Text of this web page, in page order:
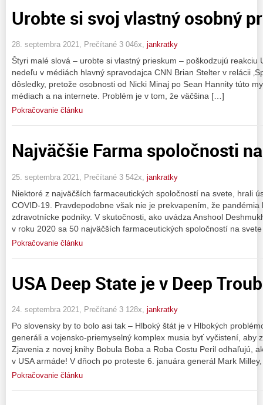
Urobte si svoj vlastný osobný
28. septembra 2021, Prečítané 3 046x, jankratky
Štyri malé slová – urobte si vlastný prieskum – poškodzujú reakciu
nedeľu v médiách hlavný spravodajca CNN Brian Stelter v relácii
dôsledky, pretože osobnosti od Nicki Minaj po Sean Hannity túto
médiach a na internete. Problém je v tom, že väčšina […]
Pokračovanie článku
Najväčšie Farma spoločnosti
25. septembra 2021, Prečítané 3 542x, jankratky
Niektoré z najväčších farmaceutických spoločností na svete, hrali
COVID-19. Pravdepodobne však nie je prekvapením, že
zdravotnícke podniky. V skutočnosti, ako uvádza Anshool
v roku 2020 sa 50 najväčších farmaceutických spoločností na
Pokračovanie článku
USA Deep State je v Deep
24. septembra 2021, Prečítané 3 128x, jankratky
Po slovensky by to bolo asi tak – Hlboký štát je v Hlbokých
generáli a vojensko-priemyselný komplex musia byť vyčistení, aby
Zjavenia z novej knihy Bobula Boba a Roba Costu Peril odhaľujú,
v USA armáde! V dňoch po proteste 6. januára generál Mark
Pokračovanie článku